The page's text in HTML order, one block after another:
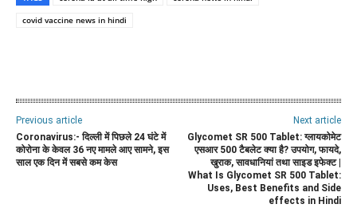
covid vaccine news in hindi
Previous article
Coronavirus:- दिल्ली में पिछले 24 घंटे में
कोरोना के केवल 36 नए मामले आए सामने, इस
साल एक दिन में सबसे कम केस
Next article
Glycomet SR 500 Tablet: ग्लायकोमेट
एसआर 500 टैबलेट क्या है? उपयोग, फायदे,
खुराक, सावधानियां तथा साइड इफेक्ट |
What Is Glycomet SR 500 Tablet:
Uses, Best Benefits and Side
effects in Hindi